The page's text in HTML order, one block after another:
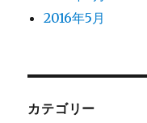
2016年5月
カテゴリー